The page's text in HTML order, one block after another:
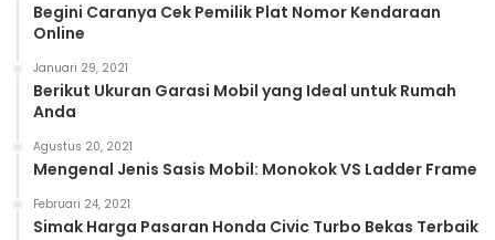
Begini Caranya Cek Pemilik Plat Nomor Kendaraan
Online
Januari 29, 2021
Berikut Ukuran Garasi Mobil yang Ideal untuk Rumah
Anda
Agustus 20, 2021
Mengenal Jenis Sasis Mobil: Monokok VS Ladder Frame
Februari 24, 2021
Simak Harga Pasaran Honda Civic Turbo Bekas Terbaik